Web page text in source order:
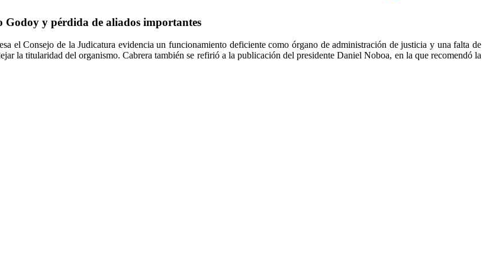
Godoy y pérdida de aliados importantes
el Consejo de la Judicatura evidencia un funcionamiento deficiente como órgano de administración de justicia y una falta de
la titularidad del organismo. Cabrera también se refirió a la publicación del presidente Daniel Noboa, en la que recomendó la